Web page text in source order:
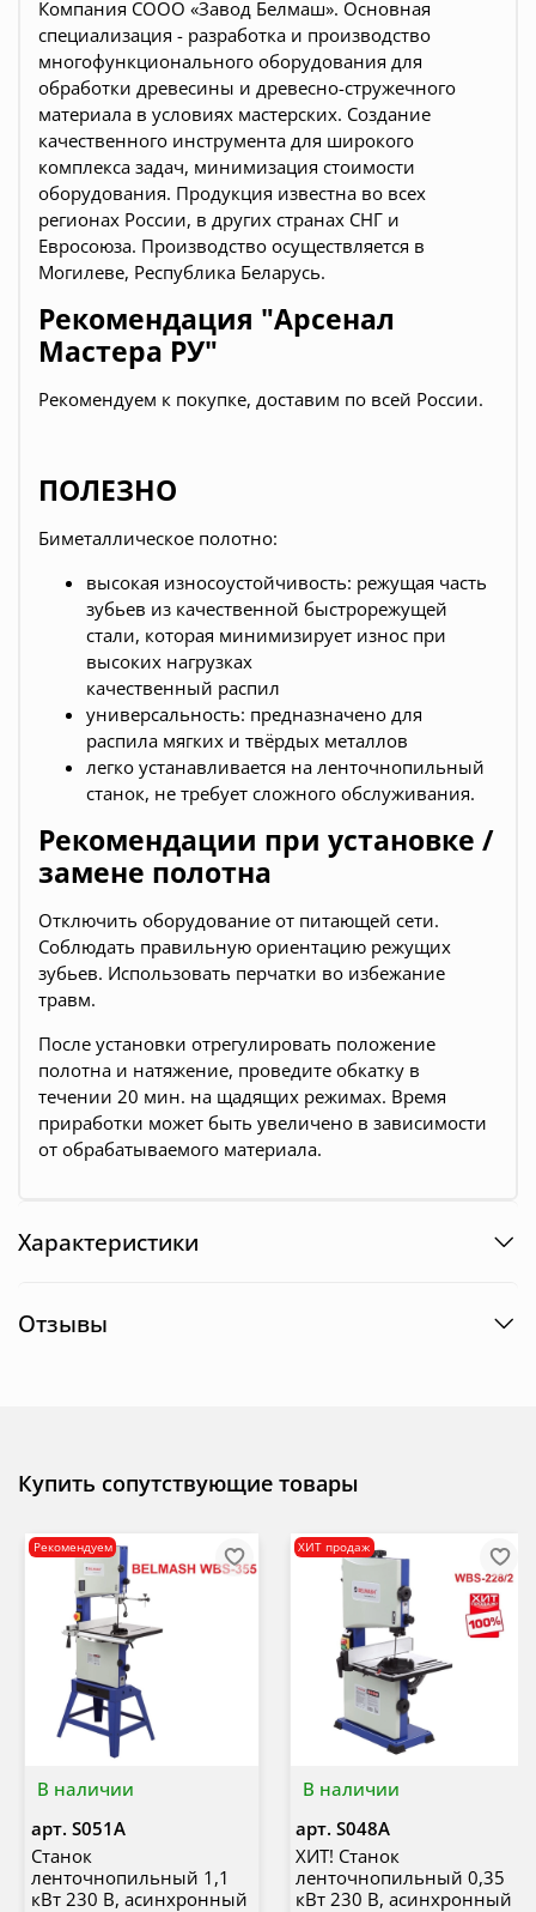
Компания СООО «Завод Белмаш». Основная
специализация - разработка и производство
многофункционального оборудования для
обработки древесины и древесно-стружечного
материала в условиях мастерских. Создание
качественного инструмента для широкого
комплекса задач, минимизация стоимости
оборудования. Продукция известна во всех
регионах России, в других странах СНГ и
Евросоюза. Производство осуществляется в
Могилеве, Республика Беларусь.
Рекомендация "Арсенал
Мастера РУ"
Pекомендуем к покупке, доставим по всей России.
ПОЛЕЗНО
Биметаллическое полотно:
высокая износоустойчивость: режущая часть
зубьев из качественной быстрорежущей
стали, которая минимизирует износ при
высоких нагрузках
качественный распил
универсальность: предназначено для
распила мягких и твёрдых металлов
легко устанавливается на ленточнопильный
станок, не требует сложного обслуживания.
Рекомендации при установке /
замене полотна
Отключить оборудование от питающей сети.
Соблюдать правильную ориентацию режущих
зубьев. Использовать перчатки во избежание
травм.
После установки отрегулировать положение
полотна и натяжение, проведите обкатку в
течении 20 мин. на щадящих режимах. Время
приработки может быть увеличено в зависимости
от обрабатываемого материала.
Характеристики
Отзывы
Купить сопутствующие товары
В наличии
Рекомендуем
арт. S051A
Станок
ленточнопильный 1,1
кВт 230 В, асинхронный
В наличии
ХИТ продаж
арт. S048A
ХИТ! Станок
ленточнопильный 0,35
кВт 230 В, асинхронный